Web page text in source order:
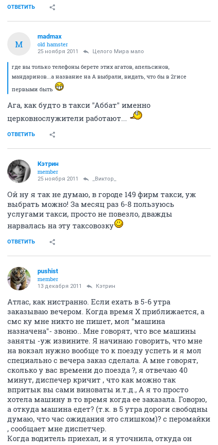
ОТВЕТИТЬ
M
madmax
old hamster
25 ноября 2011 Целого Мира мало
где вы только телефоны берете этих агатов, апельсинов,
мандаринов...а название на А выбрали, видать, что бы в 2гисе
первыми быть
Ага, как будто в такси "Аббат" именно
церковнослужители работают...
ОТВЕТИТЬ
Кэтрин
member
25 ноября 2011 _Виктор_
Ой ну я так не думаю, в городе 149 фирм такси, уж
выбрать можно! За месяц раз 6-8 пользуюсь
услугами такси, просто не повезло, дважды
нарвалась на эту таксовозку
ОТВЕТИТЬ
pushist
member
13 декабря 2011 Кэтрин
Атлас, как нистранно. Если ехать в 5-6 утра
заказываю вечером. Когда время Х приближается, а
смс ку мне никто не пишет, мол "машина
назначена"- звоню.. Мне говорят, что все машины
заняты -уж извините. Я начинаю говорить, что мне
на вокзал нужно вообще то к поезду успеть и я мол
специально с вечера заказ сделала. А мне говорят,
сколько у вас времени до поезда ?, я отвечаю 40
минут, диспечер кричит , что как можно так
впритык вы сами виноваты и.т.д., А я то просто
хотела машину в то время когда ее заказала. Говорю,
а откуда машина едет? (т.к. в 5 утра дороги свободны
думаю, что час ожидания это слишком)? с перомайки
, сообщает мне диспетчер.
Когда водитель приехал, и я уточнила, откуда он